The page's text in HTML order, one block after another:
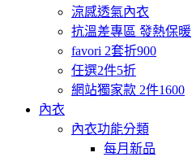
涼感透氣內衣
抗溫差專區 發熱保暖
favori 2套折900
任選2件5折
網站獨家款 2件1600
內衣
內衣功能分類
每月新品